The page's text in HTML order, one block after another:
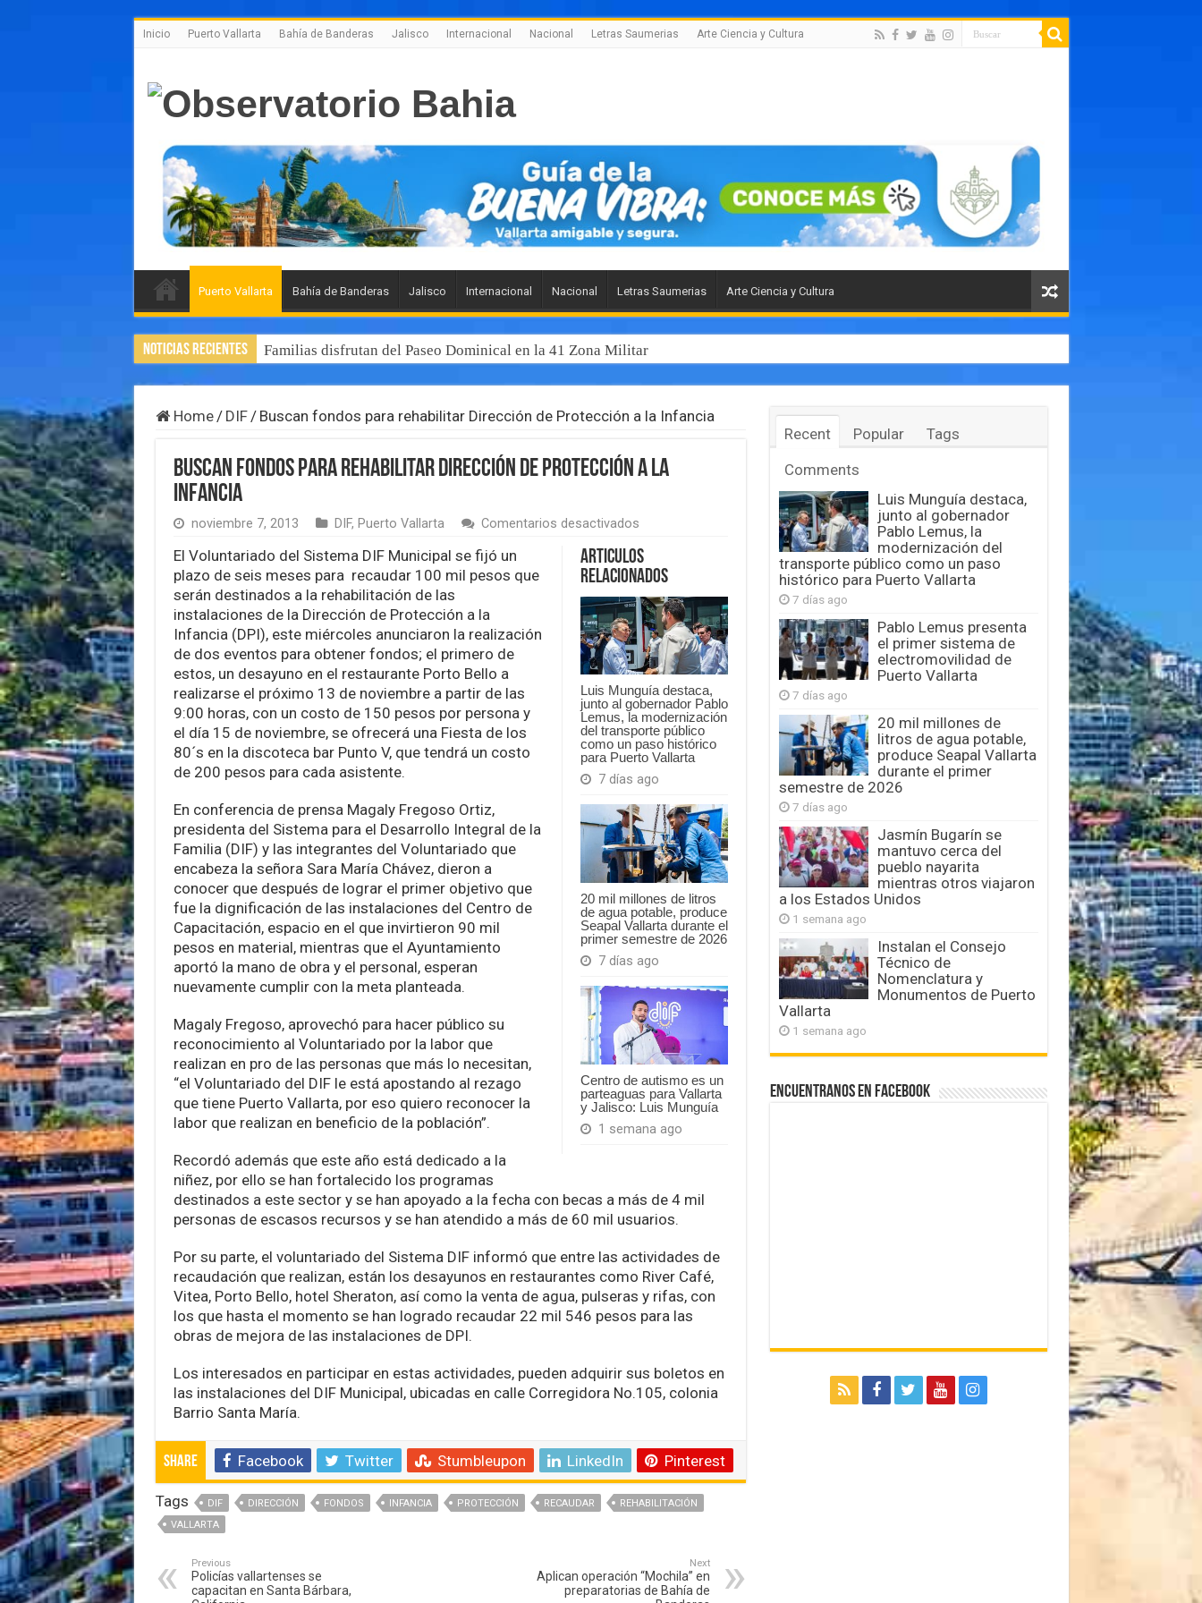
Inicio Puerto Vallarta Bahía de Banderas Jalisco Internacional Nacional Letras Saumerias Arte Ciencia y Cultura
Puerto Vallarta Bahía de Banderas Jalisco Internacional Nacional Letras Saumerias Arte Ciencia y Cultura
Noticias Recientes Familias disfrutan del Paseo Dominical en la 41 Zona Militar
Home / DIF / Buscan fondos para rehabilitar Dirección de Protección a la Infancia
Buscan fondos para rehabilitar Dirección de Protección a la
Infancia
noviembre 7, 2013 DIF, Puerto Vallarta Comentarios desactivadosen
fondos
para
rehabilitar
Dirección
de
Protección
a
la
Infancia
Articulos
Relacionados
Luis Munguía destaca,
junto al gobernador Pablo
Lemus, la modernización
del transporte público
como un paso histórico
para Puerto Vallarta
7 días ago
20 mil millones de litros
de agua potable, produce
Seapal Vallarta durante el
primer semestre de 2026
7 días ago
Centro de autismo es un
parteaguas para Vallarta
y Jalisco: Luis Munguía
1 semana ago
El Voluntariado del Sistema DIF Municipal se fijó un
plazo de seis meses para recaudar 100 mil pesos que
serán destinados a la rehabilitación de las
instalaciones de la Dirección de Protección a la
Infancia (DPI), este miércoles anunciaron la realización
de dos eventos para obtener fondos; el primero de
estos, un desayuno en el restaurante Porto Bello a
realizarse el próximo 13 de noviembre a partir de las
9:00 horas, con un costo de 150 pesos por persona y
el día 15 de noviembre, se ofrecerá una Fiesta de los
80´s en la discoteca bar Punto V, que tendrá un costo
de 200 pesos para cada asistente.
En conferencia de prensa Magaly Fregoso Ortiz,
presidenta del Sistema para el Desarrollo Integral de la
Familia (DIF) y las integrantes del Voluntariado que
encabeza la señora Sara María Chávez, dieron a
conocer que después de lograr el primer objetivo que
fue la dignificación de las instalaciones del Centro de
Capacitación, espacio en el que invirtieron 90 mil
pesos en material, mientras que el Ayuntamiento
aportó la mano de obra y el personal, esperan
nuevamente cumplir con la meta planteada.
Magaly Fregoso, aprovechó para hacer público su
reconocimiento al Voluntariado por la labor que
realizan en pro de las personas que más lo necesitan,
“el Voluntariado del DIF le está apostando al rezago
que tiene Puerto Vallarta, por eso quiero reconocer la
labor que realizan en beneficio de la población”.
Recordó además que este año está dedicado a la
niñez, por ello se han fortalecido los programas
destinados a este sector y se han apoyado a la fecha con becas a más de 4 mil
personas de escasos recursos y se han atendido a más de 60 mil usuarios.
Por su parte, el voluntariado del Sistema DIF informó que entre las actividades de
recaudación que realizan, están los desayunos en restaurantes como River Café,
Vitea, Porto Bello, hotel Sheraton, así como la venta de agua, pulseras y rifas, con
los que hasta el momento se han logrado recaudar 22 mil 546 pesos para las
obras de mejora de las instalaciones de DPI.
Los interesados en participar en estas actividades, pueden adquirir sus boletos en
las instalaciones del DIF Municipal, ubicadas en calle Corregidora No.105, colonia
Barrio Santa María.
Share Facebook Twitter Stumbleupon LinkedIn Pinterest
Tags DIF DIRECCIÓN FONDOS INFANCIA PROTECCIÓN RECAUDAR
REHABILITACIÓN
VALLARTA
Previous
Policías vallartenses se
capacitan en Santa Bárbara,
Next
Aplican operación “Mochila” en
preparatorias de Bahía de
Recent Popular
Tags
Comments
Luis Munguía destaca,
junto al gobernador
Pablo Lemus, la
modernización del
transporte público como un paso
histórico para Puerto Vallarta
7 días ago
Pablo Lemus presenta
el primer sistema de
electromovilidad de
Puerto Vallarta
7 días ago
20 mil millones de
litros de agua potable,
produce Seapal Vallarta
durante el primer
semestre de 2026
7 días ago
Jasmín Bugarín se
mantuvo cerca del
pueblo nayarita
mientras otros viajaron
a los Estados Unidos
1 semana ago
Instalan el Consejo
Técnico de
Nomenclatura y
Monumentos de Puerto
Vallarta
1 semana ago
Encuentranos en Facebook